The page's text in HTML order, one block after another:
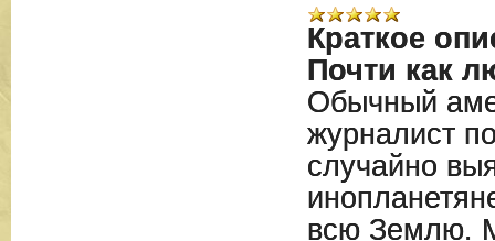
Краткое
Почти как
Обычный
журналист
случайно
всю Землю.